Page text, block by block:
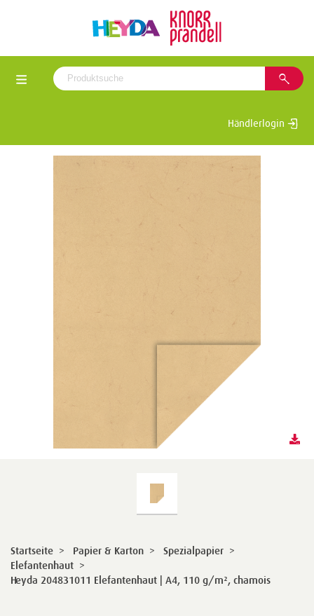
Händlerlogin
Startseite > Papier & Karton > Spezialpapier >
Elefantenhaut >
Heyda 204831011 Elefantenhaut | A4, 110 g/m², chamois